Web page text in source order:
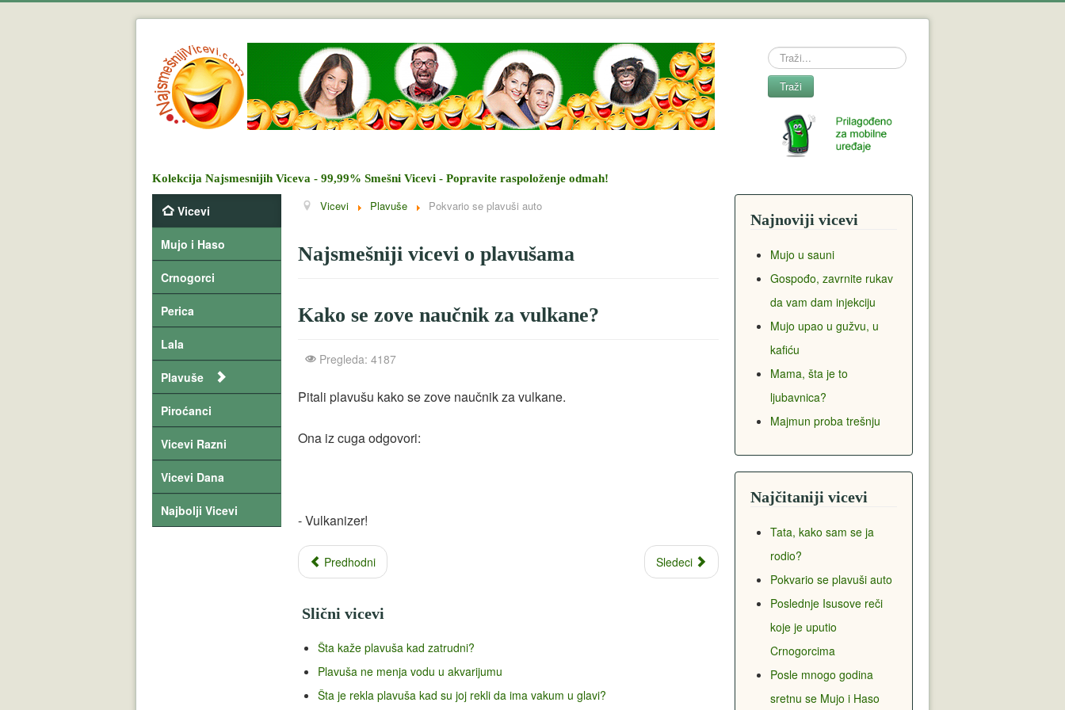
Search
Traži
Kolekcija Najsmesnijih Viceva - 99,99% Smešni Vicevi - Popravite raspoloženje odmah!
Vicevi
Mujo i Haso
Crnogorci
Perica
Lala
Plavuše
Piroćanci
Vicevi Razni
Vicevi Dana
Najbolji Vicevi
Vicevi Plavuše Pokvario se plavuši auto
Najsmešniji vicevi o plavušama
Kako se zove naučnik za vulkane?
Pregleda: 4187
Pitali plavušu kako se zove naučnik za vulkane.
Ona iz cuga odgovori:
- Vulkanizer!
Predhodni Sledeci
Slični vicevi
Šta kaže plavuša kad zatrudni?
Plavuša ne menja vodu u akvarijumu
Šta je rekla plavuša kad su joj rekli da ima vakum u glavi?
Najnoviji vicevi
Mujo u sauni
Gospođo, zavrnite rukav
da vam dam injekciju
Mujo upao u gužvu, u
kafiću
Mama, šta je to
ljubavnica?
Majmun proba trešnju
Najčitaniji vicevi
Tata, kako sam se ja
rodio?
Pokvario se plavuši auto
Poslednje Isusove reči
koje je uputio
Crnogorcima
Posle mnogo godina
sretnu se Mujo i Haso